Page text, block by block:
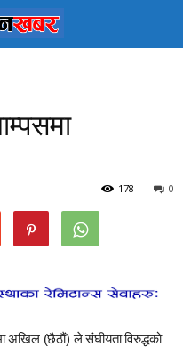
0
178
अखिल (छैठौं) ले संघीयता विरुद्धको